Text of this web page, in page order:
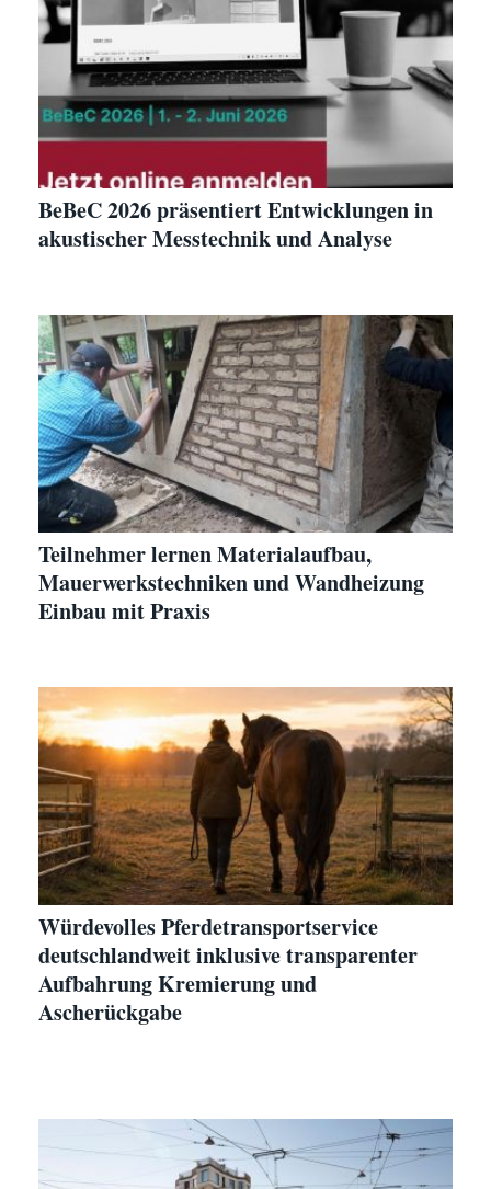
BeBeC 2026 präsentiert Entwicklungen in
akustischer Messtechnik und Analyse
Teilnehmer lernen Materialaufbau,
Mauerwerkstechniken und Wandheizung
Einbau mit Praxis
Würdevolles Pferdetransportservice
deutschlandweit inklusive transparenter
Aufbahrung Kremierung und
Ascherückgabe